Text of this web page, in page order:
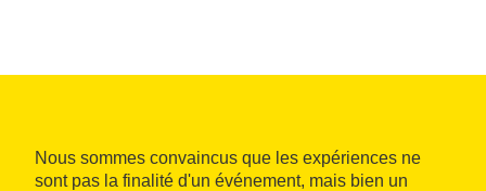
Nous sommes convaincus que les expériences ne
sont pas la finalité d'un événement, mais bien un